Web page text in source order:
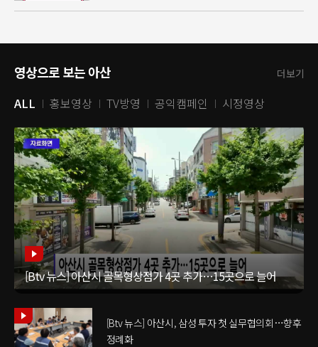
영상으로 보는 아산 더보기
ALL 홍보영상 TV방영 공익캠페인 시정영상
[Btv 뉴스] 아산시 골목형상점가 4곳 추가…15곳으로 늘어
[Btv 뉴스] 아산시, 삼성 투자 첫 실무협의회…향후
정례화